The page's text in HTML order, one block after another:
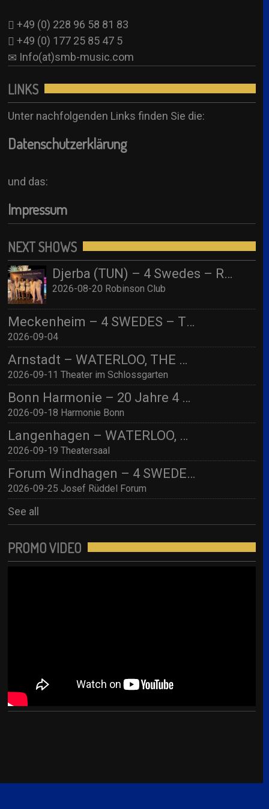
+49 (0) 228 96 58 81 83
+49 (0) 177 25 85 47 5
Info(at)smb-music.com
LINKS
Unter nachfolgenden Links finden Sie die:
Datenschutzerklärung
und das:
Impressum
NEXT SHOWS
Djerba (TUN) – 4 Swedes – Robinson Djerba Bahia
2026-08-20 Robinson Club
Meckenheim – 4 SWEDES – TBA
2026-09-04
Arnstadt – WATERLOO, THE ABBA SHOW (by 4 Swedes – A Tribute To Abba) mit Streichquartett
2026-09-11 Theater im Schlossgarten
Bonn Harmonie – 20 Jahre 4 SWEDES – A Tribute to Abba / Jubiläumskonzert!
2026-09-18 Harmonie Bonn
Langenhagen – WATERLOO, THE ABBA SHOW (by 4 Swedes – A Tribute To Abba) mit Streichquartett
2026-09-19 Theatersaal
Forum Windhagen – 4 SWEDES – A Tribute to Abba
2026-09-25 Josef Rüddel Forum
See all
PROMO VIDEO